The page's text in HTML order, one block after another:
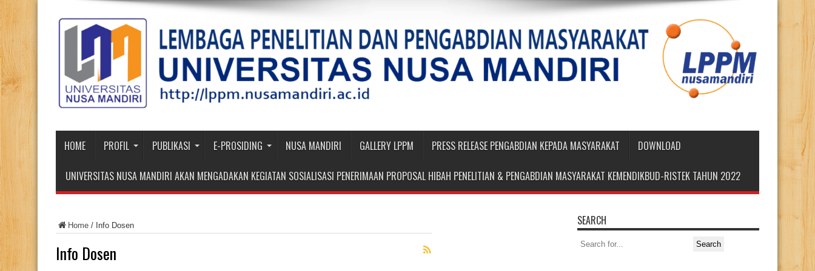
HOME PROFIL PUBLIKASI E-PROSIDING NUSA MANDIRI GALLERY LPPM PRESS RELEASE PENGABDIAN KEPADA MASYARAKAT DOWNLOAD
UNIVERSITAS NUSA MANDIRI AKAN MENGADAKAN KEGIATAN SOSIALISASI PENERIMAAN PROPOSAL HIBAH PENELITIAN & PENGABDIAN MASYARAKAT KEMENDIKBUD-RISTEK TAHUN 2022
Home / Info Dosen
Info Dosen
SEARCH
Search
for: